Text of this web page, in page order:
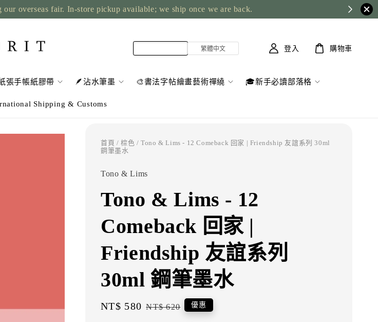
overseas fair. In-store pickup available; we ship once we are back.
張手帳紙膠帶 🪶沾水筆墨 🎨書法字帖繪畫藝術禪繞 🎓新手必讀部落格
Shipping & Customs
登入 購物車
首頁 /棕色 / Tono & Lims - 12 Comeback 回家 | Friendship 友誼系列 30ml
鋼筆墨水
Tono & Lims
Tono & Lims - 12
Comeback 回家 |
Friendship 友誼系列
30ml 鋼筆墨水
Sale
NT$ 580 Regular
NT$ 620 優惠